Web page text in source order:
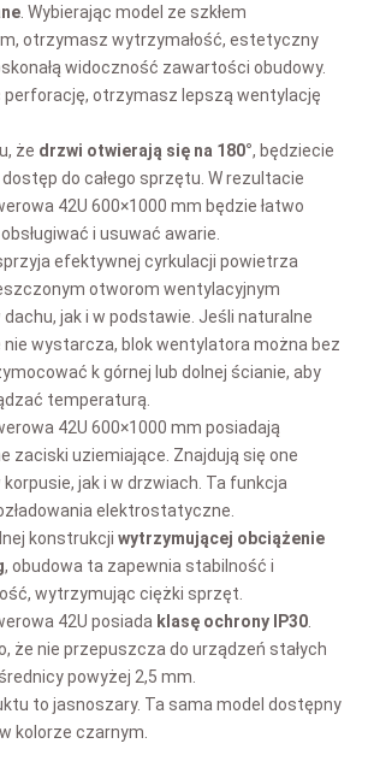
. Wybierając model ze szkłem
otrzymasz wytrzymałość, estetyczny
widoczność zawartości obudowy.
perforację, otrzymasz lepszą wentylację
że drzwi otwierają się na 180°, będziecie
dostęp do całego sprzętu. W rezultacie
42U 600×1000 mm będzie łatwo
i usuwać awarie.
efektywnej cyrkulacji powietrza
otworom wentylacyjnym
dachu, jak i w podstawie. Jeśli naturalne
nie wystarcza, blok wentylatora można bez
k górnej lub dolnej ścianie, aby
temperaturą.
42U 600×1000 mm posiadają
zaciski uziemiające. Znajdują się one
jak i w drzwiach. Ta funkcja
elektrostatyczne.
konstrukcji wytrzymującej obciążenie
, obudowa ta zapewnia stabilność i
wytrzymując ciężki sprzęt.
42U posiada klasę ochrony IP30
że nie przepuszcza do urządzeń stałych
powyżej 2,5 mm.
to jasnoszary. Ta sama model dostępny
kolorze czarnym.